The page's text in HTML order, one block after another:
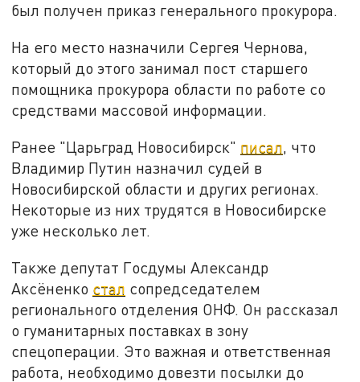
был получен приказ генерального прокурора.
На его место назначили Сергея Чернова,
который до этого занимал пост старшего
помощника прокурора области по работе со
средствами массовой информации.
Ранее "Царьград Новосибирск" писал, что
Владимир Путин назначил судей в
Новосибирской области и других регионах.
Некоторые из них трудятся в Новосибирске
уже несколько лет.
Также депутат Госдумы Александр
Аксёненко стал сопредседателем
регионального отделения ОНФ. Он рассказал
о гуманитарных поставках в зону
спецоперации. Это важная и ответственная
работа, необходимо довезти посылки до